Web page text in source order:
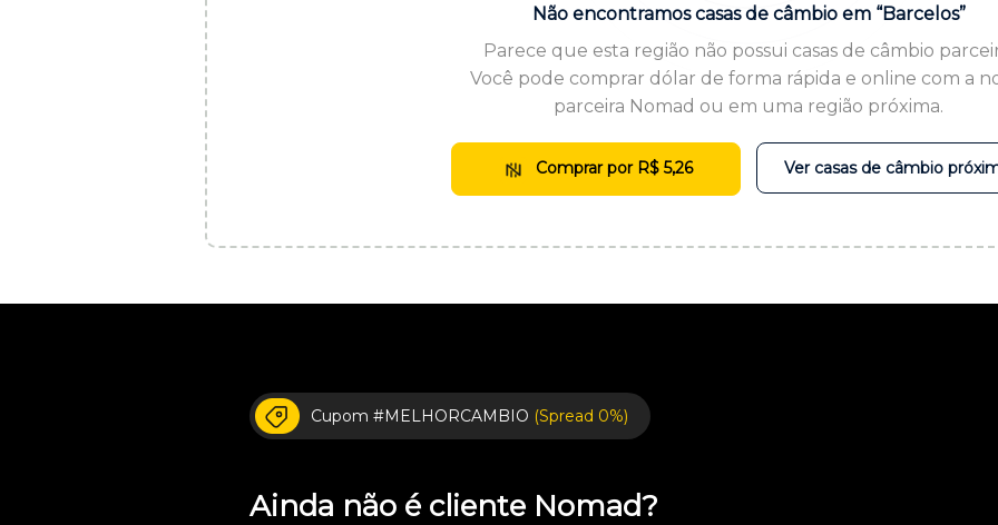
Não encontramos casas de câmbio em “Barcelos”
Parece que esta região não possui casas de câmbio
Você pode comprar dólar de forma rápida e online com a
parceira Nomad ou em uma região próxima.
Comprar por R$ 5,26 Ver casas de câmbio
Cupom #MELHORCAMBIO (Spread 0%)
Ainda não é cliente Nomad?